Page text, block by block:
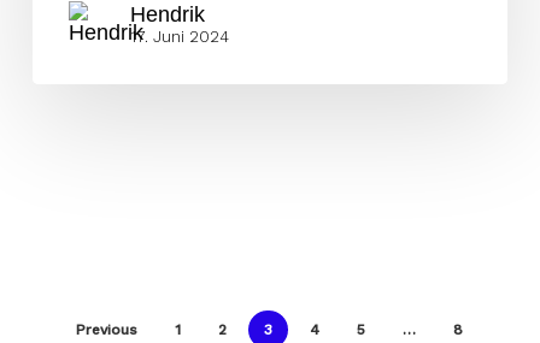
Hendrik
17. Juni 2024
Previous 1 2 3 4 5 … 8